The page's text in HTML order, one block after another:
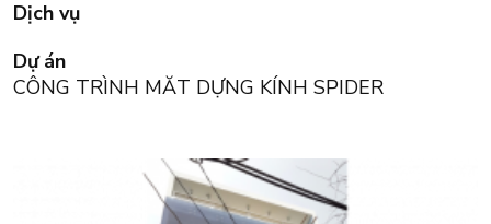
Dịch vụ
Dự án
CÔNG TRÌNH MĂT DỰNG KÍNH SPIDER